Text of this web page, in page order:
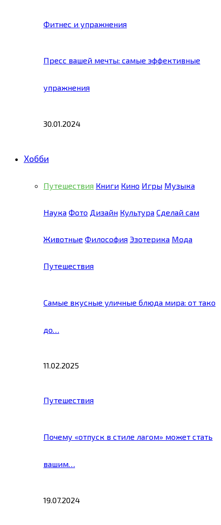
Фитнес и упражнения
Пресс вашей мечты: самые эффективные
упражнения
30.01.2024
Хобби
Путешествия Книги Кино Игры Музыка
Наука Фото Дизайн Культура Сделай сам
Животные Философия Эзотерика Мода
Путешествия
Самые вкусные уличные блюда мира: от тако
до…
11.02.2025
Путешествия
Почему «отпуск в стиле лагом» может стать
вашим…
19.07.2024